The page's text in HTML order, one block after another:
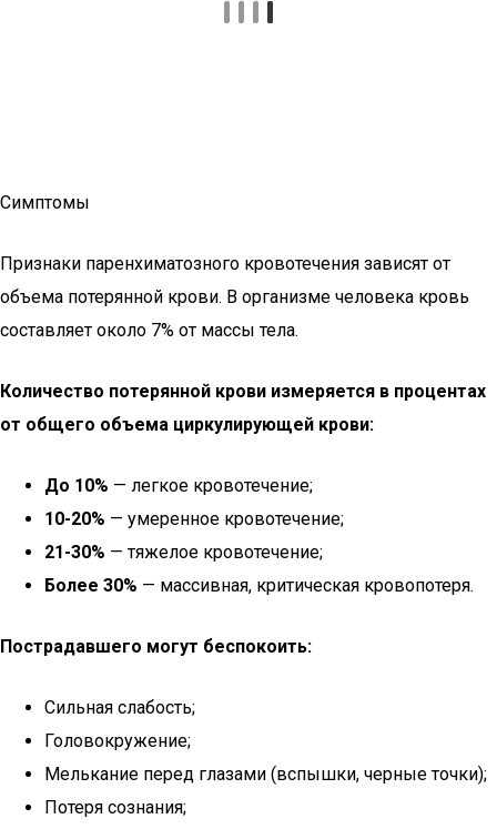
Симптомы
Признаки паренхиматозного кровотечения зависят от
объема потерянной крови. В организме человека кровь
составляет около 7% от массы тела.
Количество потерянной крови измеряется в процентах
от общего объема циркулирующей крови:
До 10% — легкое кровотечение;
10-20% — умеренное кровотечение;
21-30% — тяжелое кровотечение;
Более 30% — массивная, критическая кровопотеря.
Пострадавшего могут беспокоить:
Сильная слабость;
Головокружение;
Мелькание перед глазами (вспышки, черные точки);
Потеря сознания;